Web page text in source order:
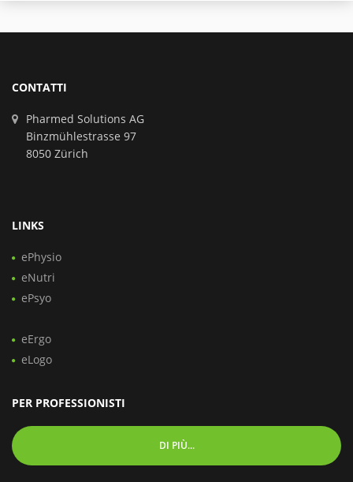
CONTATTI
Pharmed Solutions AG
Binzmühlestrasse 97
8050 Zürich
LINKS
ePhysio
eNutri
ePsyo
eErgo
eLogo
PER PROFESSIONISTI
DI PIÙ...